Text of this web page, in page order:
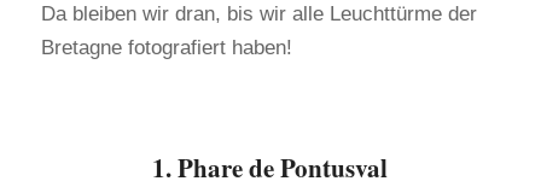
Da bleiben wir dran, bis wir alle Leuchttürme der
Bretagne fotografiert haben!
1. Phare de Pontusval